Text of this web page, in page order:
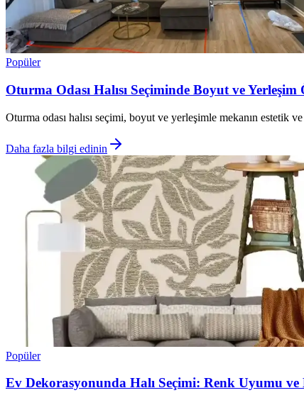
Popüler
Oturma Odası Halısı Seçiminde Boyut ve
Oturma odası halısı seçimi, boyut ve yerleşimle mekanın
Daha fazla bilgi edinin
Popüler
Ev Dekorasyonunda Halı Seçimi: Renk Uyumu